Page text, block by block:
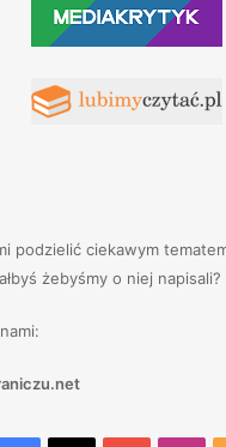
podzielić ciekawym
żebyśmy o niej napisali?